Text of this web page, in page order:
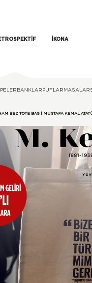
İKONA
BANKLAR PUFLAR MASALAR
BEZ TOTE BAG | MUSTAFA KEMAL